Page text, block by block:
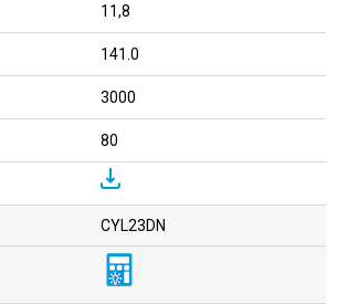
11,8
141.0
3000
80
CYL23DN